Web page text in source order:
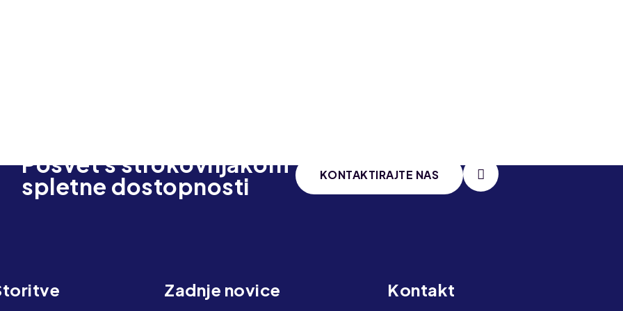
Posvet s strokovnjakom
spletne dostopnosti
KONTAKTIRAJTE NAS
Zadnje novice Kontakt